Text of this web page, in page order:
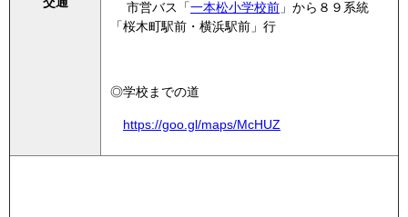
市営バス「一本松小学校前 」から８９系統
「桜木町駅前・横浜駅前」行
◎学校までの道
https://goo.gl/maps/McHUZ